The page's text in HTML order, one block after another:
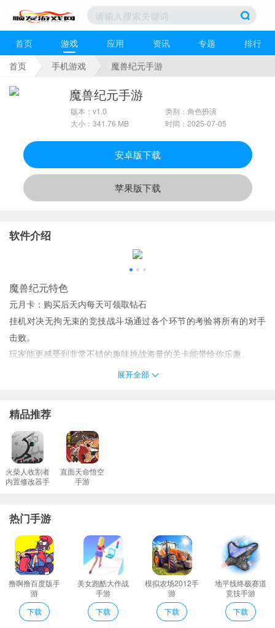
首页 游戏 应用 资讯 专题
排行
首页
手机游戏 魔兽纪元手游
魔兽纪元手游
版本：v1.0
大小：341.76 MB
类别：角色扮演
时间：2025-07-05
安卓版下载
苹果版下载
软件介绍
魔兽纪元特色
元月卡：购买后天内每天可领取钻石
挂机对决无拘无束的竞技战斗场通过各个环节的考验将所有的对手
击败。
玩家能更感受到非常不错的趣味挑战海量的关卡能带给你乐趣。
一职业多种玩法可以随意切换不同的职业让你能够熟悉多种技能属
赠送绑定钻石*商店无购买限制
魔兽纪元优势
魔兽世界作为游戏文化背景的强力后盾当初叱咤艾泽拉斯的英雄们
再一次回归；
《魔兽纪元》是一款魔兽题材的角色扮演类手机游戏恢弘D战场魔兽
无限实力突围。
龙族骑士魔法导师勇者战士传统的三角职业观更多的是体验震撼格
斗；
装备打造技能符文个性坐骑英雄时装供收集养成更有无数精彩关卡
和副本等待玩家挑战指尖魔兽就是这么简单！
年回忆原汁原味复刻再次热血奋战兄弟共造魔兽！西方魔幻风格画
面军团与阵营争霸为世界观完美呈现波澜壮阔的争霸时代！
展开全部
精品推荐
火柴人收割者
内置修改器手
直面天命悟空
手游
热门手游
撸啊撸百度版手
游
下载
美女跑酷大作战
手游
下载
模拟农场2012手
游
下载
地平线终极赛道
竞技手游
下载